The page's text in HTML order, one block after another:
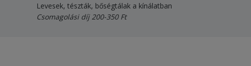
Levesek, tészták, bőségtálak a kínálatban
Csomagolási díj 200-350 Ft